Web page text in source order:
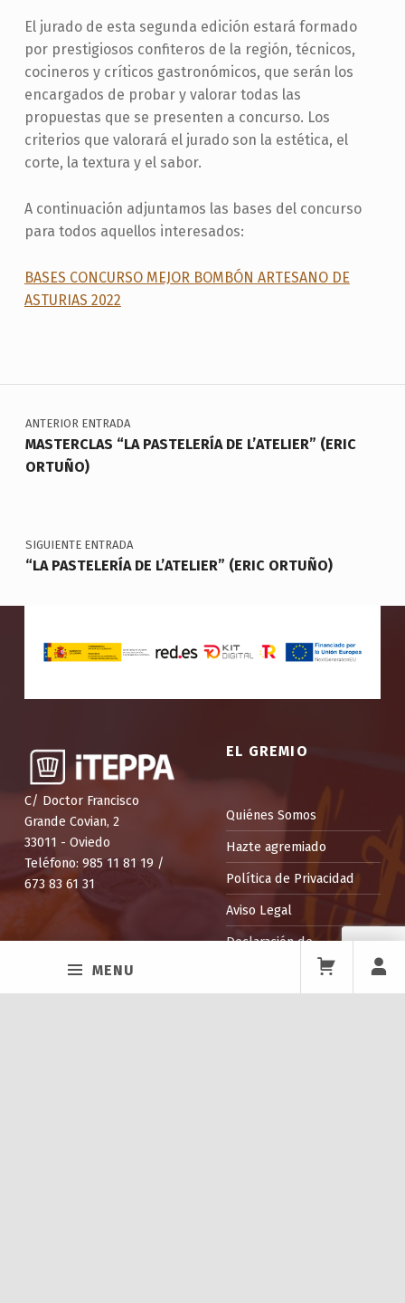
MENU
El jurado de esta segunda edición estará formado
por prestigiosos confiteros de la región, técnicos,
cocineros y críticos gastronómicos, que serán los
encargados de probar y valorar todas las
propuestas que se presenten a concurso. Los
criterios que valorará el jurado son la estética, el
corte, la textura y el sabor.
A continuación adjuntamos las bases del concurso
para todos aquellos interesados:
BASES CONCURSO MEJOR BOMBÓN ARTESANO DE
ASTURIAS 2022
Navegación de entradas
ANTERIOR ENTRADA
MASTERCLAS “LA PASTELERÍA DE L’ATELIER” (ERIC
ORTUÑO)
SIGUIENTE ENTRADA
“LA PASTELERÍA DE L’ATELIER” (ERIC ORTUÑO)
C/ Doctor Francisco
Grande Covian, 2
33011 - Oviedo
Teléfono: 985 11 81 19 /
673 83 61 31
EL GREMIO
Quiénes Somos
Hazte agremiado
Política de Privacidad
Aviso Legal
Declaración de
Política de Venta y